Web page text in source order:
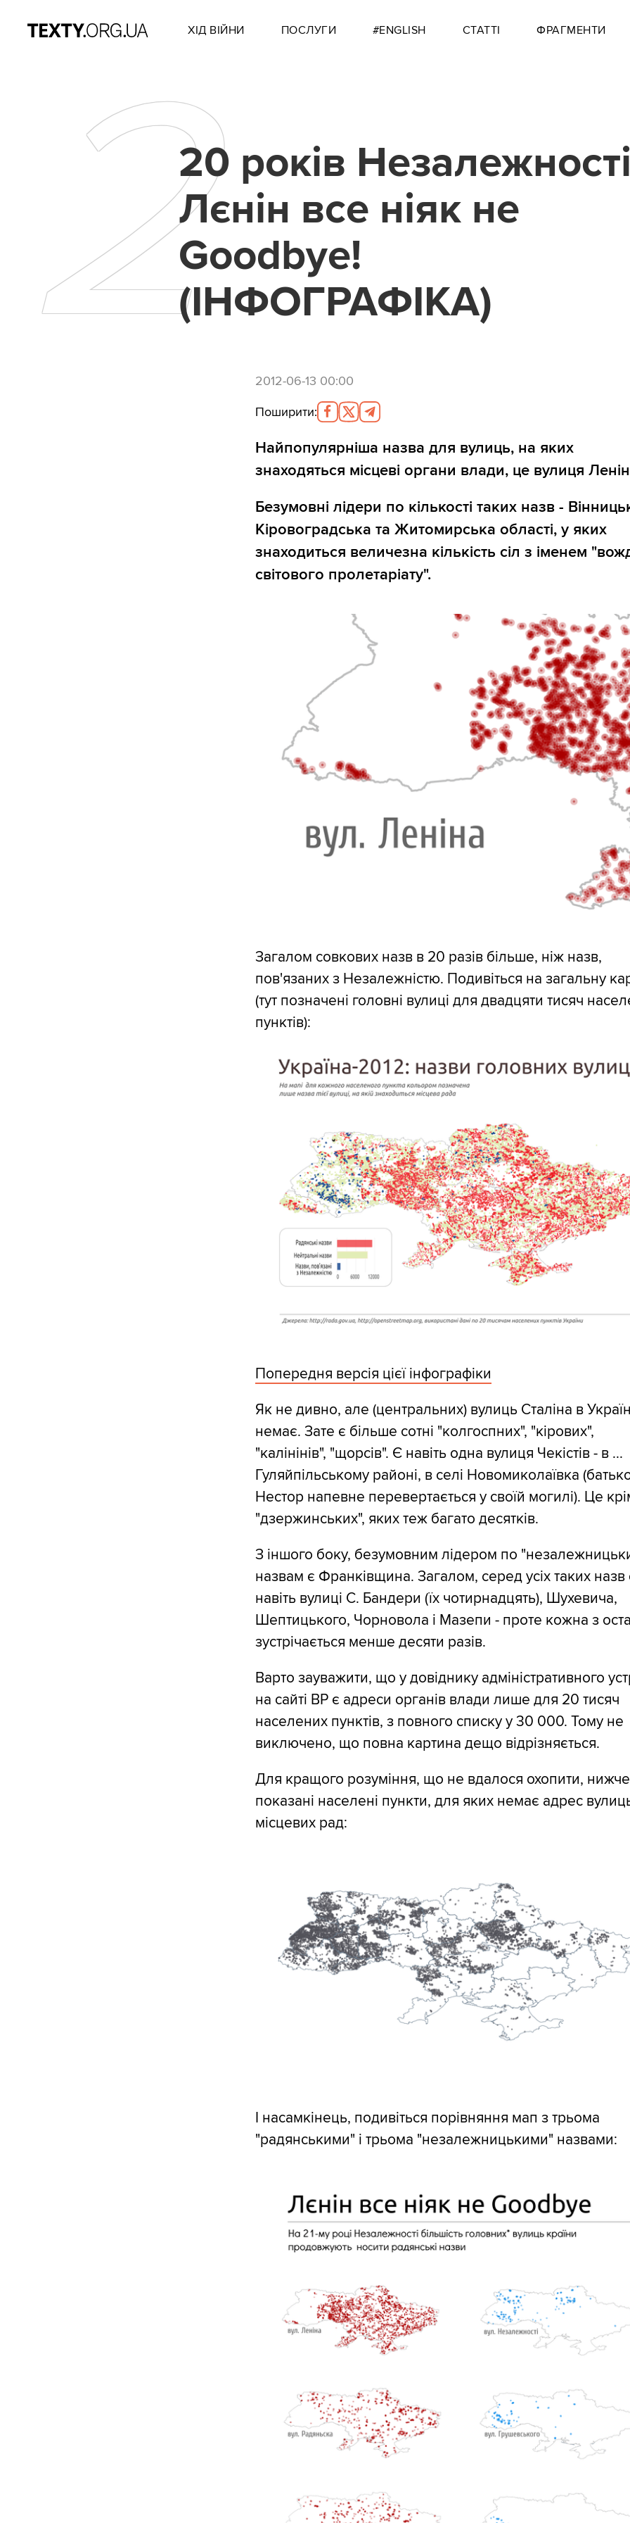
ХІД ВІЙНИ ПОСЛУГИ #ENGLISH СТАТТІ ФРАГМЕНТИ
220 років
Лєнін все ніяк не
Goodbye!
(ІНФОГРАФІКА)
2012-06-13 00:00
Поширити:
Найпопулярніша назва для вулиць, на яких
знаходяться місцеві органи влади, це вулиця
Безумовні лідери по кількості таких назв -
Кіровоградська та Житомирська області, у яких
знаходиться величезна кількість сіл з іменем
світового пролетаріату".
Загалом совкових назв в 20 разів більше, ніж назв,
пов'язаних з Незалежністю. Подивіться на загальну
(тут позначені головні вулиці для двадцяти тисяч
пунктів):
Попередня версія цієї інфографіки
Як не дивно, але (центральних) вулиць Сталіна в
немає. Зате є більше сотні "колгоспних", "кірових",
"калінінів", "щорсів". Є навіть одна вулиця Чекістів - в ...
Гуляйпільському районі, в селі Новомиколаївка
Нестор напевне перевертається у своїй могилі). Це
"дзержинських", яких теж багато десятків.
З іншого боку, безумовним лідером по
назвам є Франківщина. Загалом, серед усіх таких назв
навіть вулиці С. Бандери (їх чотирнадцять), Шухевича,
Шептицького, Чорновола і Мазепи - проте кожна з
зустрічається менше десяти разів.
Варто зауважити, що у довіднику адміністративного
на сайті ВР є адреси органів влади лише для 20 тисяч
населених пунктів, з повного списку у 30 000. Тому не
виключено, що повна картина дещо відрізняється.
Для кращого розуміння, що не вдалося охопити, нижче
показані населені пункти, для яких немає адрес
місцевих рад:
І насамкінець, подивіться порівняння мап з трьома
"радянськими" і трьома "незалежницькими" назвами: